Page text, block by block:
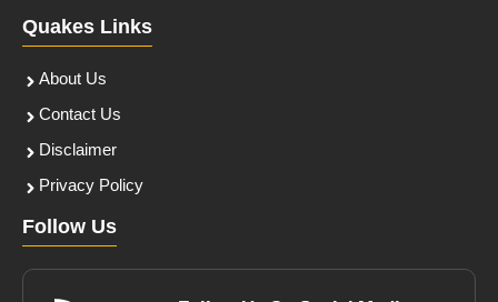
Quakes Links
About Us
Contact Us
Disclaimer
Privacy Policy
Follow Us